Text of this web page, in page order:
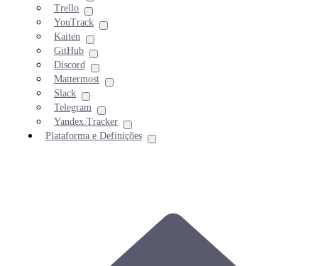
Trello
YouTrack
Kaiten
GitHub
Discord
Mattermost
Slack
Telegram
Yandex.Tracker
Plataforma e Definições